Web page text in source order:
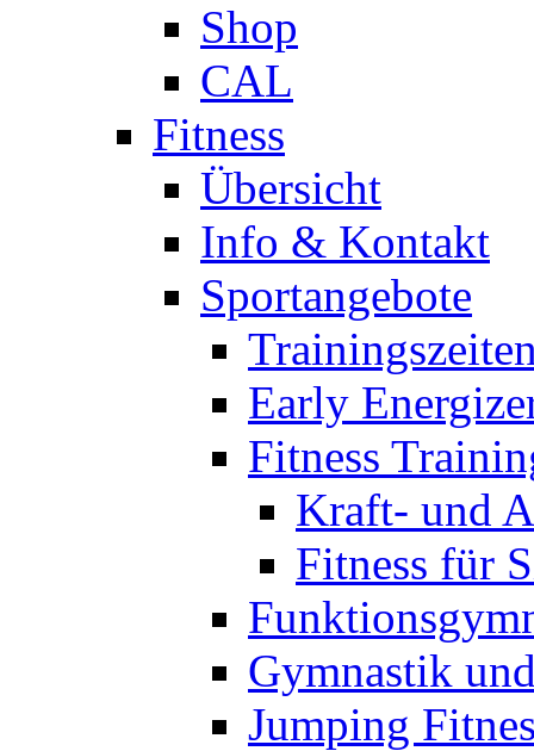
Shop
CAL
Fitness
Übersicht
Info & Kontakt
Sportangebote
Early
Fitness
Kraft- und
Fitness für
Gymnastik
Jumping